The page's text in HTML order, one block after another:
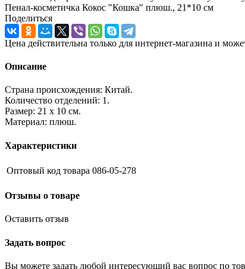
Пенал-косметичка Кокос "Кошка" плюш., 21*10 см
Поделиться
Цена действительна только для интернет-магазина и
Описание
Страна происхождения: Китай.
Количество отделений: 1.
Размер: 21 х 10 см.
Материал: плюш.
Характеристики
Оптовый код товара 086-05-278
Отзывы о товаре
Оставить отзыв
Задать вопрос
Вы можете задать любой интересующий вас вопрос по